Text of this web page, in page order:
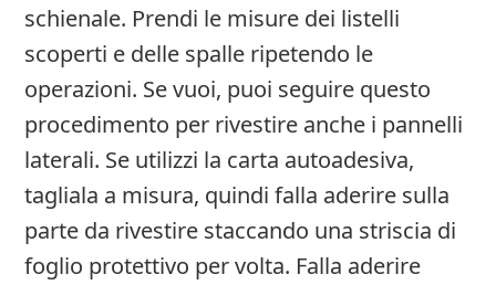
schienale. Prendi le misure dei listelli
scoperti e delle spalle ripetendo le
operazioni. Se vuoi, puoi seguire questo
procedimento per rivestire anche i pannelli
laterali. Se utilizzi la carta autoadesiva,
tagliala a misura, quindi falla aderire sulla
parte da rivestire staccando una striscia di
foglio protettivo per volta. Falla aderire